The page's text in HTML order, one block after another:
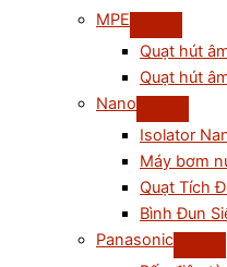
MPE
Quạt hút
Quạt hút
Nano
Isolator
Máy bơm
Quạt Tích
Bình Đun
Panasonic